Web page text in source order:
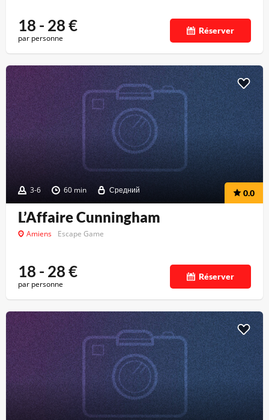
18 - 28€
par personne
Réserver
3-6 60 min Средний 0.0
L’Affaire Cunningham
Amiens Escape Game
18 - 28€
par personne
Réserver